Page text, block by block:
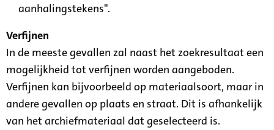
aanhalingstekens".
Verfijnen
In de meeste gevallen zal naast het zoekresultaat een
mogelijkheid tot verfijnen worden aangeboden.
Verfijnen kan bijvoorbeeld op materiaalsoort, maar in
andere gevallen op plaats en straat. Dit is afhankelijk
van het archiefmateriaal dat geselecteerd is.